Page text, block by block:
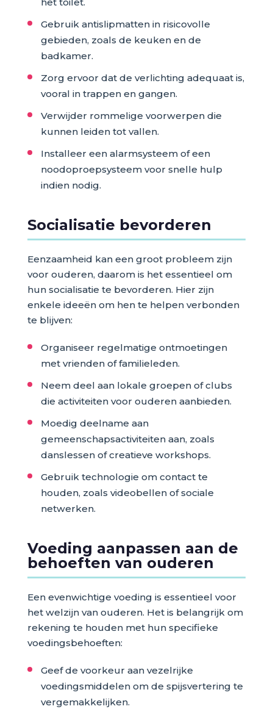
het toilet.
Gebruik antislipmatten in risicovolle
gebieden, zoals de keuken en de
badkamer.
Zorg ervoor dat de verlichting adequaat is,
vooral in trappen en gangen.
Verwijder rommelige voorwerpen die
kunnen leiden tot vallen.
Installeer een alarmsysteem of een
noodoproepsysteem voor snelle hulp
indien nodig.
Socialisatie bevorderen
Eenzaamheid kan een groot probleem zijn
voor ouderen, daarom is het essentieel om
hun socialisatie te bevorderen. Hier zijn
enkele ideeën om hen te helpen verbonden
te blijven:
Organiseer regelmatige ontmoetingen
met vrienden of familieleden.
Neem deel aan lokale groepen of clubs
die activiteiten voor ouderen aanbieden.
Moedig deelname aan
gemeenschapsactiviteiten aan, zoals
danslessen of creatieve workshops.
Gebruik technologie om contact te
houden, zoals videobellen of sociale
netwerken.
Voeding aanpassen aan de
behoeften van ouderen
Een evenwichtige voeding is essentieel voor
het welzijn van ouderen. Het is belangrijk om
rekening te houden met hun specifieke
voedingsbehoeften:
Geef de voorkeur aan vezelrijke
voedingsmiddelen om de spijsvertering te
vergemakkelijken.